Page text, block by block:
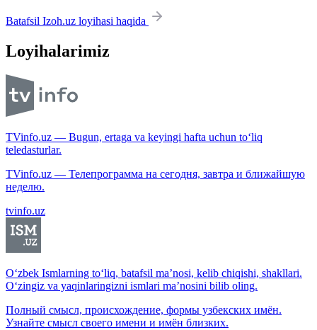
Batafsil Izoh.uz loyihasi haqida
Loyihalarimiz
TVinfo.uz — Bugun, ertaga va keyingi hafta uchun to‘liq
teledasturlar.
TVinfo.uz — Телепрограмма на сегодня, завтра и ближайшую
неделю.
tvinfo.uz
O‘zbek Ismlarning to‘liq, batafsil ma’nosi, kelib chiqishi, shakllari.
O‘zingiz va yaqinlaringizni ismlari ma’nosini bilib oling.
Полный смысл, происхождение, формы узбекских имён.
Узнайте смысл своего имени и имён близких.